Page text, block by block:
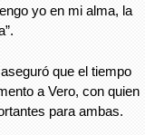
yo en mi alma, la
que el tiempo
a Vero, con quien
para ambas.